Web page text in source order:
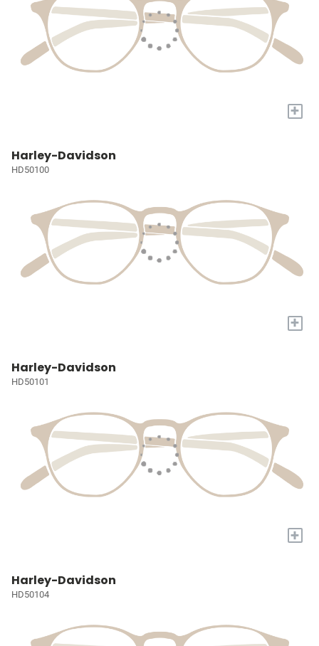
+
Harley-Davidson
HD50100
+
Harley-Davidson
HD50101
+
Harley-Davidson
HD50104